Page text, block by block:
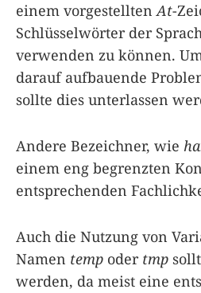
einem vorgestelltenAt-
Schlüsselwörter der
verwenden zu können.
darauf aufbauende
sollte dies unterlassen
Andere Bezeichner, wie
einem eng begrenzten
entsprechenden
Auch die Nutzung von
Namen temp oder tmp
werden, da meist eine